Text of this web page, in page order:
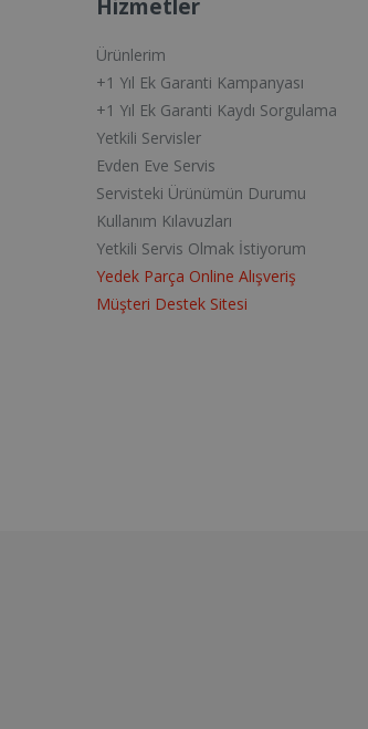
Hizmetler
Ürünlerim
+1 Yıl Ek Garanti Kampanyası
+1 Yıl Ek Garanti Kaydı Sorgulama
Yetkili Servisler
Evden Eve Servis
Servisteki Ürünümün Durumu
Kullanım Kılavuzları
Yetkili Servis Olmak İstiyorum
Yedek Parça Online Alışveriş
Müşteri Destek Sitesi